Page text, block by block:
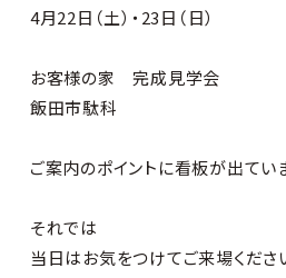
4月22日（土） ・ 23日（日）
AM10:00～
お客様の家 完成見学会
飯田市駄科
ご案内のポイントに看板が出てい
それでは
当日はお気をつけてご来場くださ